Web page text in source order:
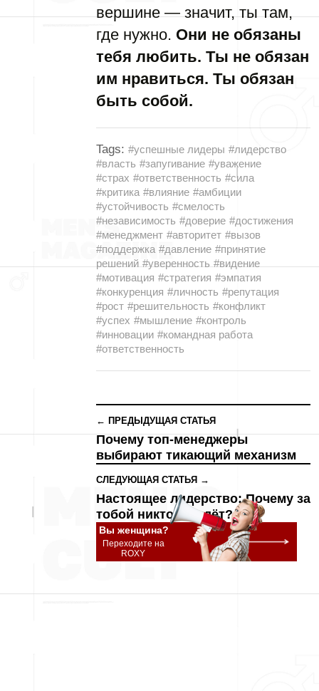
вершине — значит, ты там,
где нужно. Они не обязаны
тебя любить. Ты не обязан
им нравиться. Ты обязан
быть собой.
Tags: #успешные лидеры #лидерство
#власть #запугивание #уважение
#страх #ответственность #сила
#критика #влияние #амбиции
#устойчивость #смелость
#независимость #доверие #достижения
#менеджмент #авторитет #вызов
#поддержка #давление #принятие
решений #уверенность #видение
#мотивация #стратегия #эмпатия
#конкуренция #личность #репутация
#рост #решительность #конфликт
#успех #мышление #контроль
#инновации #командная работа
#ответственность
← ПРЕДЫДУЩАЯ СТАТЬЯ
Почему топ-менеджеры
выбирают тикающий механизм
СЛЕДУЮЩАЯ СТАТЬЯ →
Настоящее лидерство: Почему за
тобой никто не идёт?
Вы женщина?
Переходите на
ROXY